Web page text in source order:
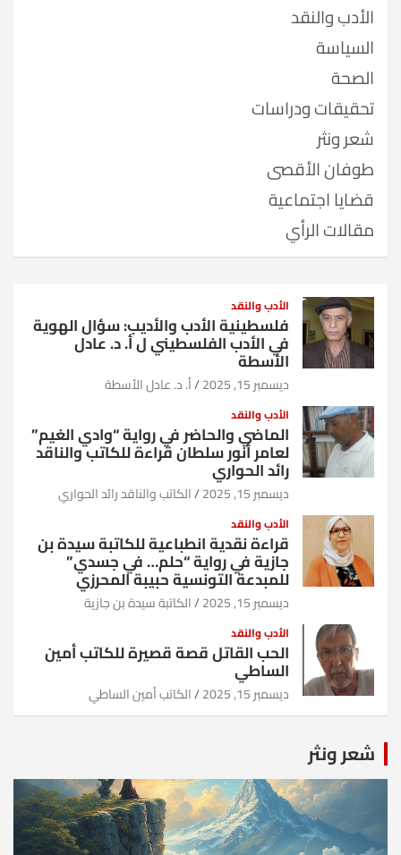
الأدب والنقد
السياسة
الصحة
تحقيقات ودراسات
شعر ونثر
طوفان الأقصى
قضايا اجتماعية
مقالات الرأي
الأدب والنقد
فلسطينية الأدب والأديب: سؤال الهوية
في الأدب الفلسطيني ل أ. د. عادل
الأسطة
ديسمبر 15, 2025 أ. د. عادل الأسطة
الأدب والنقد
الماضي والحاضر في رواية “وادي الغيم”
لعامر أنور سلطان قراءة للكاتب والناقد
رائد الحواري
ديسمبر 15, 2025 الكاتب والناقد رائد الحواري
الأدب والنقد
قراءة نقدية انطباعية للكاتبة سيدة بن
جازية في رواية “حلم… في جسدي”
للمبدعة التونسية حبيبة المحرزي
ديسمبر 15, 2025 الكاتبة سيدة بن جازية
الأدب والنقد
الحب القاتل قصة قصيرة للكاتب أمين
الساطي
ديسمبر 15, 2025 الكاتب أمين الساطي
شعر ونثر